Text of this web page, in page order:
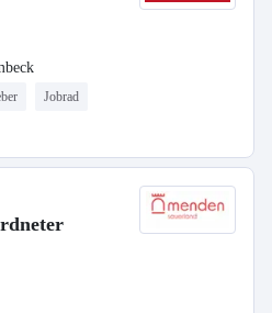
Jobrad